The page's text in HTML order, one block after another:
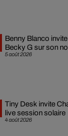
5 août 2026
Benny Blanco
Becky G sur son
4 août 2026
Tiny Desk invite
live session solaire